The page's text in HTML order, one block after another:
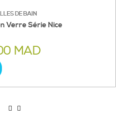
DE BAIN
Verre Série Nice
MAD